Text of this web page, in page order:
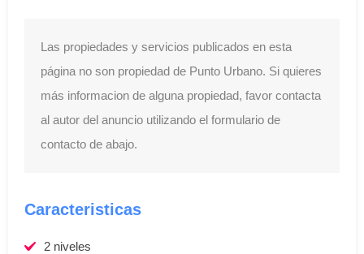
Las propiedades y servicios publicados en esta
página no son propiedad de Punto Urbano. Si quieres
más informacion de alguna propiedad, favor contacta
al autor del anuncio utilizando el formulario de
contacto de abajo.
Caracteristicas
2 niveles